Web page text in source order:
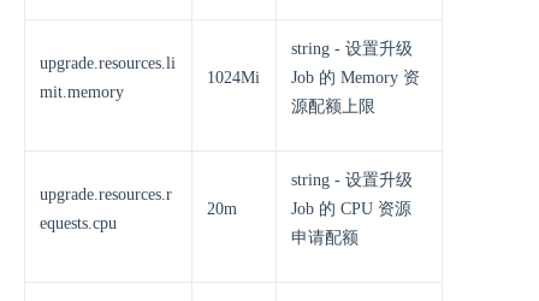
upgrade.resources.li
mit.memory
1024Mi
string - 设置升级
Job 的 Memory 资
源配额上限
upgrade.resources.r
equests.cpu
20m
string - 设置升级
Job 的 CPU 资源
申请配额